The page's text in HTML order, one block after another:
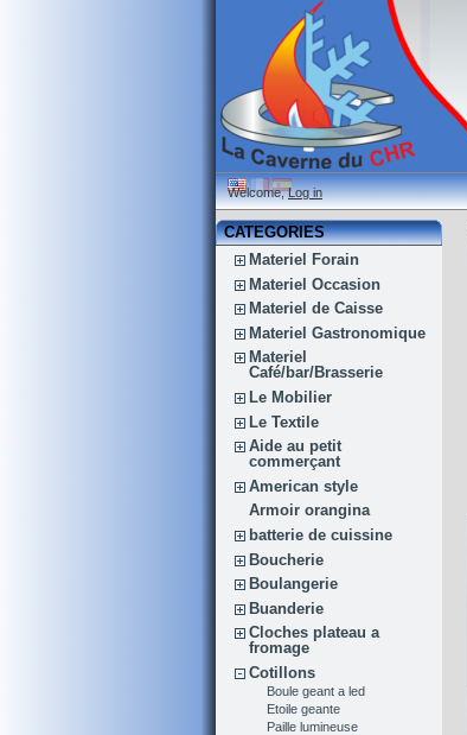
Welcome,Log in
CATEGORIES
Materiel Forain
Materiel Occasion
Materiel de Caisse
Materiel Gastronomique
Materiel
Café/bar/Brasserie
Le Mobilier
Le Textile
Aide au petit
commerçant
American style
Armoir orangina
batterie de cuissine
Boucherie
Boulangerie
Buanderie
Cloches plateau a
fromage
Cotillons
Boule geant a led
Etoile geante
Paille lumineuse